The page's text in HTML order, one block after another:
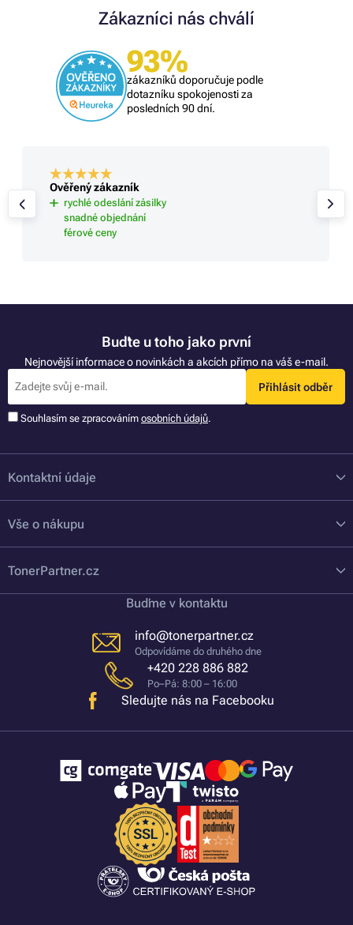
Zákazníci nás chválí
93%
zákazníků doporučuje podle
dotazníku spokojenosti za
posledních 90 dní.
Ověřený zákazník
rychlé odeslání zásilky
snadné objednání
férové ceny
Buďte u toho jako první
Nejnovější informace o novinkách a akcích přímo na váš e-mail.
Přihlásit odběr
Souhlasím se zpracováním osobních údajů.
Kontaktní údaje
Vše o nákupu
TonerPartner.cz
Buďme v kontaktu
info@tonerpartner.cz
Odpovídáme do druhého dne
+420 228 886 882
Po–Pá: 8:00 – 16:00
Sledujte nás na Facebooku